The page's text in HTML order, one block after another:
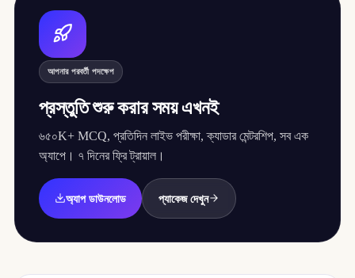
আপনার পরবর্তী পদক্ষেপ
প্রস্তুতি শুরু করার সময় এখনই
৬৫০K+ MCQ, প্রতিদিন লাইভ পরীক্ষা, ক্যাডার মেন্টরশিপ, সব এক
অ্যাপে। ৭ দিনের ফ্রি ট্রায়াল।
অ্যাপ ডাউনলোড প্যাকেজ দেখুন